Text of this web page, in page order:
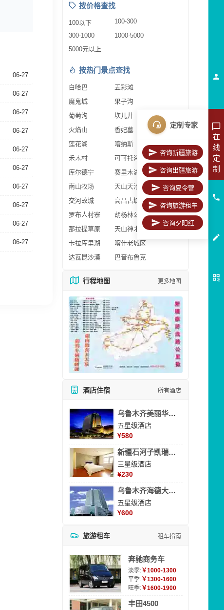
06-27
06-27
06-27
06-27
06-27
06-27
06-27
06-27
06-27
06-27
按价格查找
100以下
100-300
300-1000
1000-5000
5000元以上
按热门景点查找
白哈巴
五彩滩
魔鬼城
果子沟
葡萄沟
坎儿井
火焰山
香妃墓
莲花湖
喀纳斯
禾木村
可可托海
库尔德宁
赛里木湖
南山牧场
天山天池
交河故城
高昌古城
罗布人村寨
胡杨林公园
那拉提草原
天山神木园
卡拉库里湖
喀什老城区
达瓦昆沙漠
巴音布鲁克
行程地图 更多地图
酒店住宿 所有酒店
乌鲁木齐美丽华大酒
五星级酒店
¥580
新疆石河子凯瑞酒店
三星级酒店
¥230
乌鲁木齐海德大酒店
五星级酒店
¥600
旅游租车 租车指南
奔驰商务车
淡季:￥1000-1300
平季:￥1300-1600
旺季:￥1600-1900
丰田4500
在
线
定
制
定制专家
咨询新疆旅游
咨询出疆旅游
咨询夏令营
咨询旅游租车
咨询夕阳红